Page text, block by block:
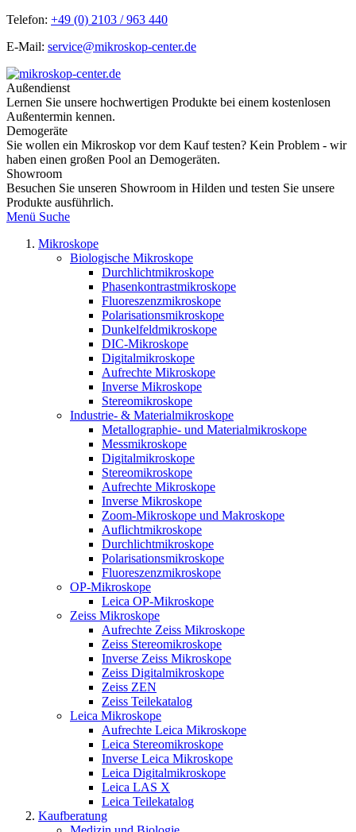
Telefon: +49 (0) 2103 / 963 440
E-Mail: service@mikroskop-center.de
Außendienst
Lernen Sie unsere hochwertigen Produkte bei einem kostenlosen
Außentermin kennen.
Demogeräte
Sie wollen ein Mikroskop vor dem Kauf testen? Kein Problem - wir
haben einen großen Pool an Demogeräten.
Showroom
Besuchen Sie unseren Showroom in Hilden und testen Sie unsere
Produkte ausführlich.
Menü Suche
Mikroskope
Biologische Mikroskope
Durchlichtmikroskope
Phasenkontrastmikroskope
Fluoreszenzmikroskope
Polarisationsmikroskope
Dunkelfeldmikroskope
DIC-Mikroskope
Digitalmikroskope
Aufrechte Mikroskope
Inverse Mikroskope
Stereomikroskope
Industrie- & Materialmikroskope
Metallographie- und Materialmikroskope
Messmikroskope
Digitalmikroskope
Stereomikroskope
Aufrechte Mikroskope
Inverse Mikroskope
Zoom-Mikroskope und Makroskope
Auflichtmikroskope
Durchlichtmikroskope
Polarisationsmikroskope
Fluoreszenzmikroskope
OP-Mikroskope
Leica OP-Mikroskope
Zeiss Mikroskope
Aufrechte Zeiss Mikroskope
Zeiss Stereomikroskope
Inverse Zeiss Mikroskope
Zeiss Digitalmikroskope
Zeiss ZEN
Zeiss Teilekatalog
Leica Mikroskope
Aufrechte Leica Mikroskope
Leica Stereomikroskope
Inverse Leica Mikroskope
Leica Digitalmikroskope
Leica LAS X
Leica Teilekatalog
Kaufberatung